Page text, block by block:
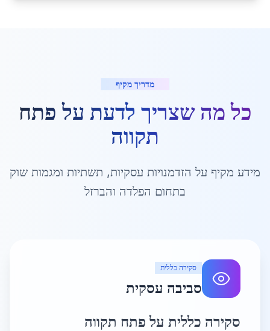
מדריך מקיף
כל מה שצריך לדעת על פתח
תקווה
מידע מקיף על הזדמנויות עסקיות, תשתיות ומגמות שוק
בתחום הפלדה והברזל
סקירה כללית
סביבה עסקית
סקירה כללית על פתח תקווה